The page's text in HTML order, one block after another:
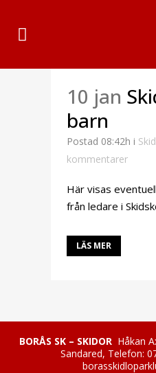
10 jan
barn
Postad 08:42h i
kommentarer
Här visas
från ledare i
LÄS MER
BORÅS SK – SKIDOR Håkan
Sandared, Telefon: